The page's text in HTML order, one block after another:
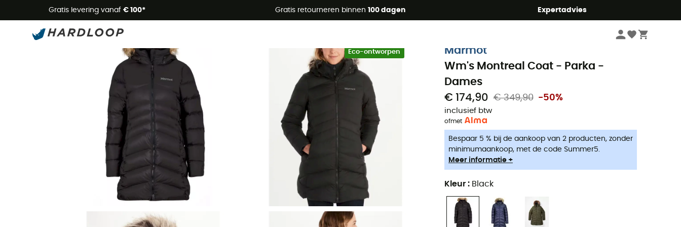
Gratis levering vanaf € 100* Gratis retourneren binnen 100 dagen Expertadvies
Zomeraanbiedingen 🔥 -5% EXTRA vanaf 2 producten* met code Summer5
Eco-ontworpen
Marmot
Wm's Montreal Coat - Parka -
Dames
€ 174,90 € 349,90 -50%
inclusief btw
ofmet
Bespaar 5 % bij de aankoop van 2 producten, zonder
minimumaankoop, met de code Summer5.
Meer informatie +
Kleur : Black